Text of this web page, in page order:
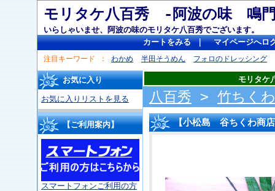
モリタケ八百秀 -阿波の味
いらしゃいませ、阿波の味のモリタケ八百秀でございます。
カートをみる｜ マイページへロ
注目キーワード わかめ 半田そうめん フォロのドレッシング
お気に入り
お気に入りリストを見る
【ご利用案内】
スマートフォンご利用の方
モリタケ
八百秀 > 竹ちく
【小松島 谷ちくわ商店